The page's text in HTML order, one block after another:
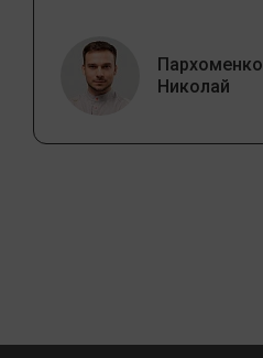
Пархоменко
Николай